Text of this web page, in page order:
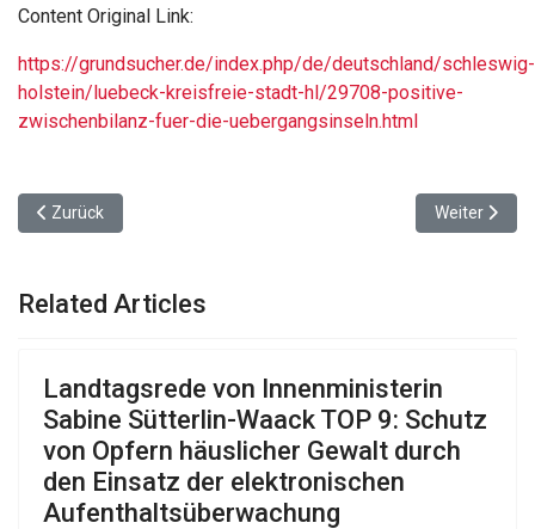
Content Original Link:
https://grundsucher.de/index.php/de/deutschland/schleswig-
holstein/luebeck-kreisfreie-stadt-hl/29708-positive-
zwischenbilanz-fuer-die-uebergangsinseln.html
Vorheriger Beitrag: Lübeck-Travemünde
Zurück Nächster
Weiter
Related Articles
Landtagsrede von Innenministerin
Sabine Sütterlin-Waack TOP 9: Schutz
von Opfern häuslicher Gewalt durch
den Einsatz der elektronischen
Aufenthaltsüberwachung